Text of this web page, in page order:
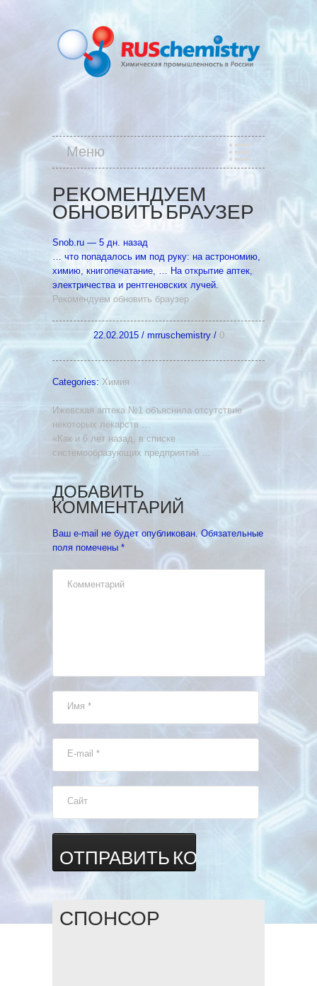
Меню
РЕКОМЕНДУЕМ
ОБНОВИТЬ БРАУЗЕР
Snob.ru‎ — 5 дн. назад
… что попадалось им под руку: на астрономию,
химию, книгопечатание, … На открытие аптек,
электричества и рентгеновских лучей.
Рекомендуем обновить браузер
22.02.2015/ mrruschemistry/ 0
Categories: Химия
Ижевская аптека №1 объяснила отсутствие
некоторых лекарств …
«Как и 6 лет назад, в списке
системообразующих предприятий …
ДОБАВИТЬ
КОММЕНТАРИЙ
Ваш e-mail не будет опубликован.Обязательные
поля помечены *
Комментарий
Имя *
E-mail *
Сайт
СПОНСОР